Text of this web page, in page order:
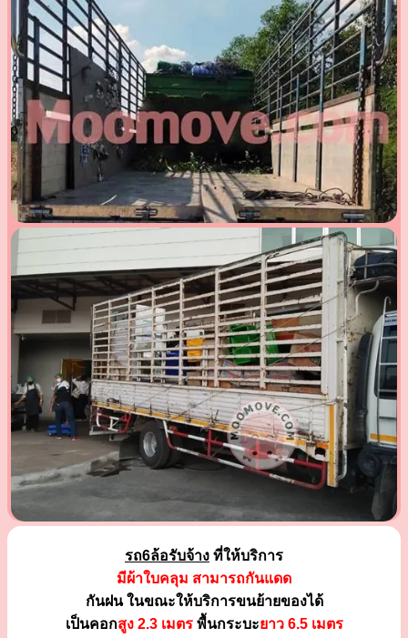
รถ6ล้อรับจ้าง ที่ให้บริการ
มีผ้าใบคลุม สามารถกันแดด
กันฝน ในขณะให้บริการขนย้ายของได้
เป็นคอกสูง 2.3 เมตรพื้นกระบะยาว 6.5 เมตร